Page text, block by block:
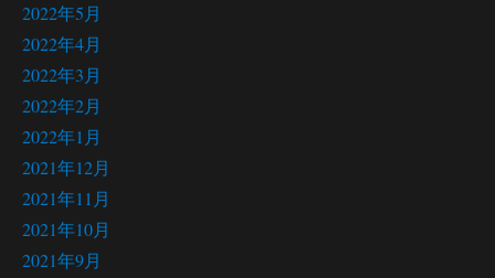
2022年5月
2022年4月
2022年3月
2022年2月
2022年1月
2021年12月
2021年11月
2021年10月
2021年9月